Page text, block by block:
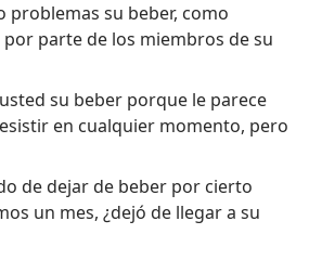
problemas su beber, como
parte de los miembros de su
su beber porque le parece
en cualquier momento, pero
de dejar de beber por cierto
un mes, ¿dejó de llegar a su